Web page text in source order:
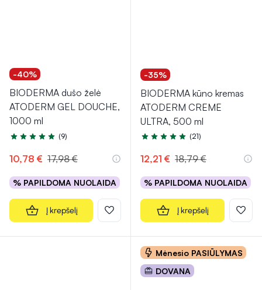
-40%
BIODERMA dušo želė
ATODERM GEL DOUCHE,
1000 ml
Įvertinimas 4.8 iš 5
(9)
10,78 € 17,98 €
% PAPILDOMA NUOLAIDA
Į krepšelį
-35%
BIODERMA kūno kremas
ATODERM CREME
ULTRA, 500 ml
Įvertinimas 5.0 iš 5
(21)
12,21 € 18,79 €
% PAPILDOMA NUOLAIDA
Į krepšelį
Mėnesio PASIŪLYMAS
DOVANA